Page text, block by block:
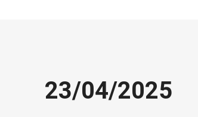
23/04/2025